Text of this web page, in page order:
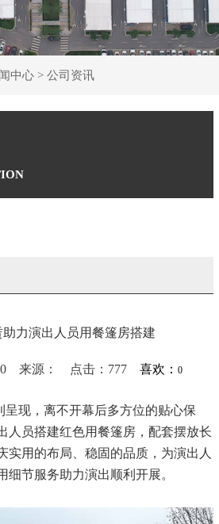
中心 > 公司资讯
力演出人员用餐篷房搭建
来源： 点击：777 喜欢： 0
现，离不开幕后多方位的贴心保
人员搭建红色用餐篷房，配套摆放长
实用的布局、稳固的品质，为演出人
细节服务助力演出顺利开展。